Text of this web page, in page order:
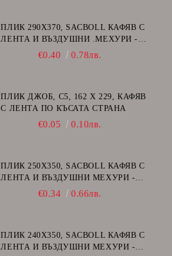
ПЛИК 290Х370, SACBOLL КАФЯВ С
ЛЕНТА И ВЪЗДУШНИ .МЕХУРИ -
€0.40 0.78лв.
ПЛИК ДЖОБ, C5, 162 Х 229, КАФЯВ
С ЛЕНТА ПО КЪСАТА СТРАНА
€0.05 0.10лв.
ПЛИК 250Х350, SACBOLL КАФЯВ С
ЛЕНТА И ВЪЗДУШНИ МЕХУРИ -
€0.34 0.66лв.
ПЛИК 240Х350, SACBOLL КАФЯВ С
ЛЕНТА И ВЪЗДУШНИ МЕХУРИ -